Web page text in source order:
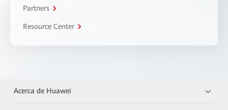
Partners
Resource Center
Acerca de Huawei